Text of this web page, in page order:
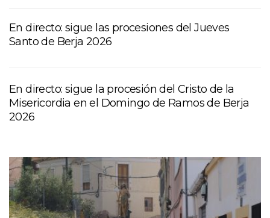
En directo: sigue las procesiones del Jueves
Santo de Berja 2026
En directo: sigue la procesión del Cristo de la
Misericordia en el Domingo de Ramos de Berja
2026